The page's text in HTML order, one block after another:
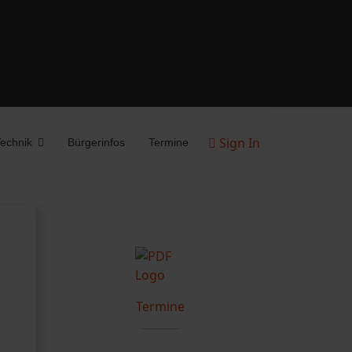
Bürgerinfos Termine Sign In
Termine